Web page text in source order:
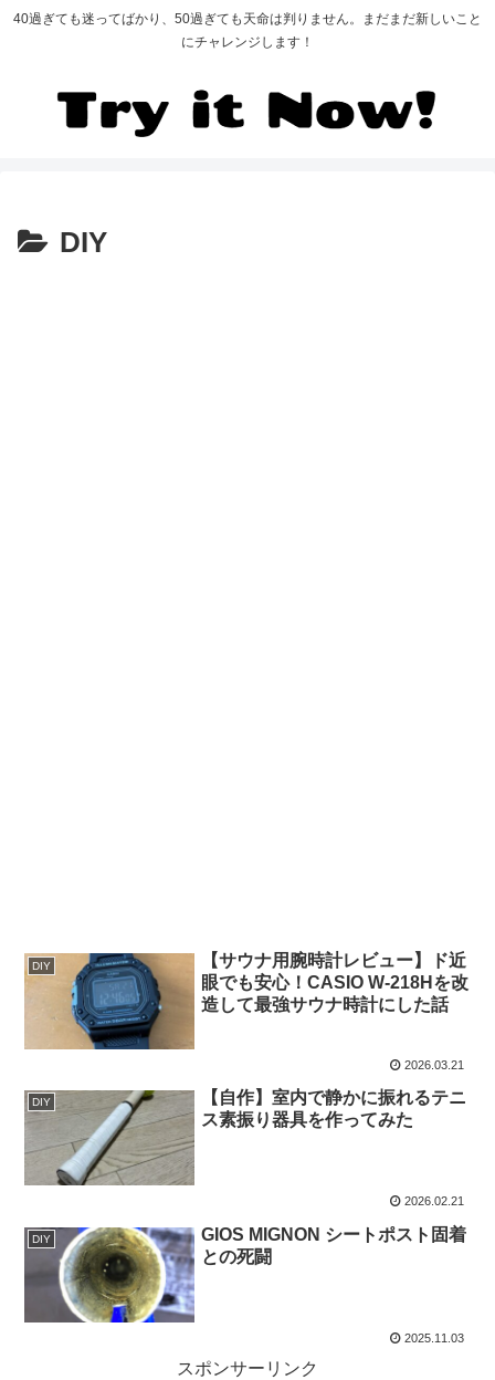
40過ぎても迷ってばかり、50過ぎても天命は判りません。まだまだ新しいこと
にチャレンジします！
DIY
DIY
【サウナ用腕時計レビュー】ド近
眼でも安心！CASIO W-218Hを改
造して最強サウナ時計にした話
2026.03.21
DIY
【自作】室内で静かに振れるテニ
ス素振り器具を作ってみた
2026.02.21
DIY
GIOS MIGNON シートポスト固着
との死闘
2025.11.03
スポンサーリンク